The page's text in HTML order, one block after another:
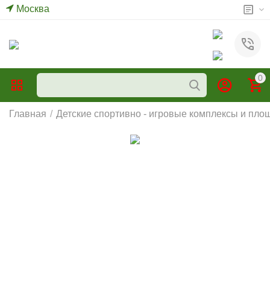
Москва
0
Главная / Детские спортивно - игровые комплексы и